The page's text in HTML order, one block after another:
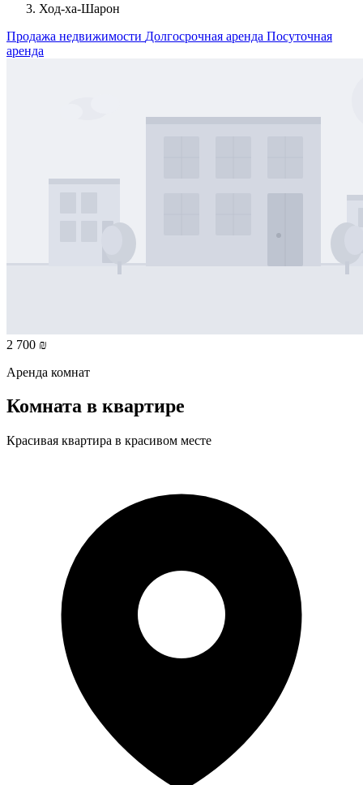
Ход-ха-Шарон
Продажа недвижимости Долгосрочная аренда Посуточная
аренда
2 700 ₪
Аренда комнат
Комната в квартире
Красивая квартира в красивом месте